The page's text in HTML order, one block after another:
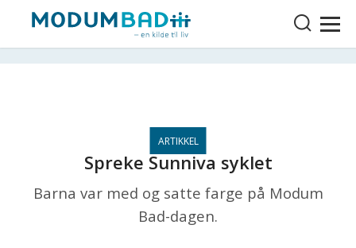
Spreke Sunniva syklet
Barna var med og satte farge på Modum
Bad-dagen.